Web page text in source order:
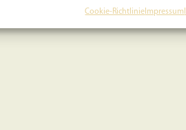
Cookie-Richtlinie Impressum